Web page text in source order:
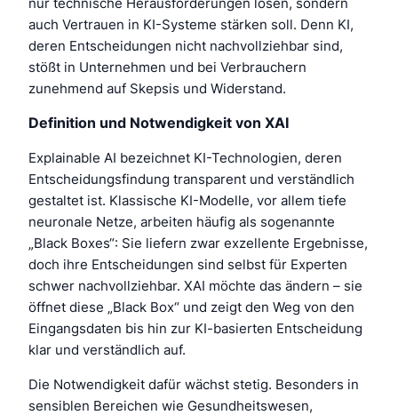
nur technische Herausforderungen lösen, sondern
auch Vertrauen in KI-Systeme stärken soll. Denn KI,
deren Entscheidungen nicht nachvollziehbar sind,
stößt in Unternehmen und bei Verbrauchern
zunehmend auf Skepsis und Widerstand.
Definition und Notwendigkeit von XAI
Explainable AI bezeichnet KI-Technologien, deren
Entscheidungsfindung transparent und verständlich
gestaltet ist. Klassische KI-Modelle, vor allem tiefe
neuronale Netze, arbeiten häufig als sogenannte
„Black Boxes“: Sie liefern zwar exzellente Ergebnisse,
doch ihre Entscheidungen sind selbst für Experten
schwer nachvollziehbar. XAI möchte das ändern – sie
öffnet diese „Black Box“ und zeigt den Weg von den
Eingangsdaten bis hin zur KI-basierten Entscheidung
klar und verständlich auf.
Die Notwendigkeit dafür wächst stetig. Besonders in
sensiblen Bereichen wie Gesundheitswesen,